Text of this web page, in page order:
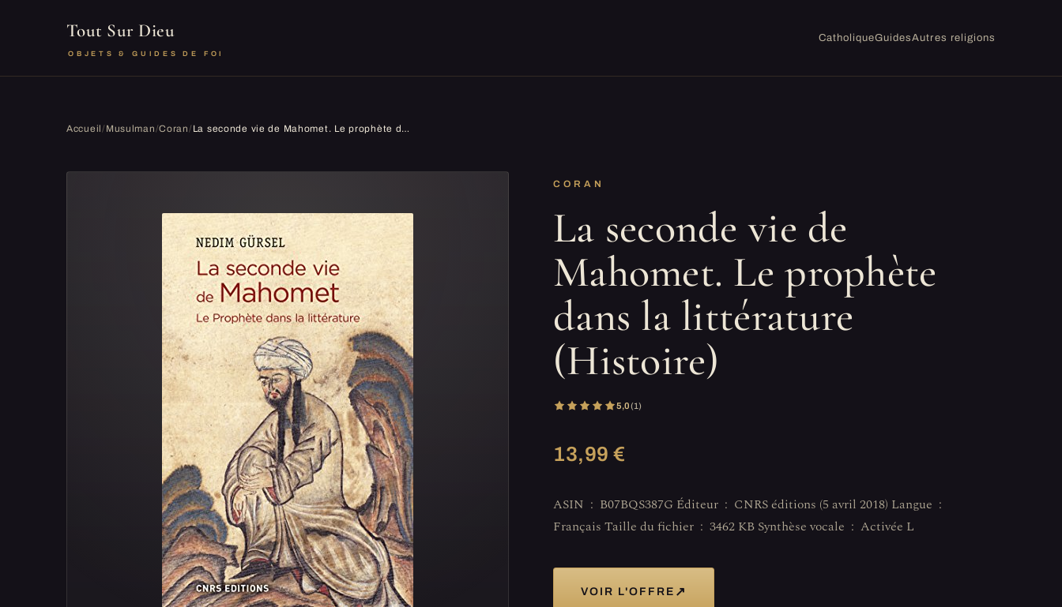
Tout Sur Dieu
OBJETS & GUIDES DE FOI
CatholiqueGuidesAutres religions
Accueil/ Musulman/Coran/ La seconde vie de Mahomet. Le prophète dans la littérature (Histoire)
CORAN
La seconde vie de
Mahomet. Le prophète
dans la littérature
(Histoire)
5,0(1)
13,99 €
ASIN ‏ : ‎ B07BQS387G Éditeur ‏ : ‎ CNRS éditions (5 avril 2018) Langue ‏ : ‎
Français Taille du fichier ‏ : ‎ 3462 KB Synthèse vocale ‏ : ‎ Activée L
VOIR L'OFFRE ↗